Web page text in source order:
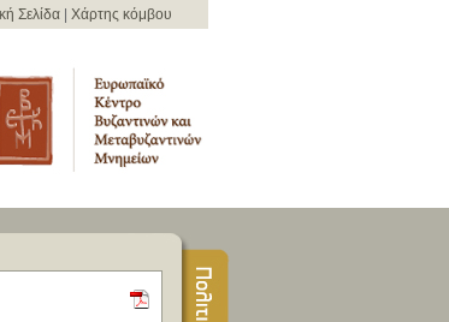
Σελίδα Χάρτης κόμβου